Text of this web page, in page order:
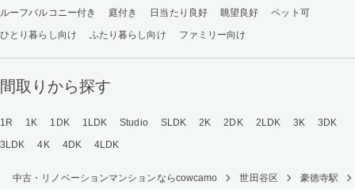
ルーフバルコニー付き 庭付き 日当たり良好 眺望良好
ペット可
ひとり暮らし向け
ふたり暮らし向け ファミリー向け
間取りから探す
1R 1K 1DK 1LDK Studio SLDK 2K 2DK 2LDK 3K
3DK
3LDK
4K 4DK 4LDK
中古・リノベーションマンションならcowcamo 世田谷区 豪徳寺駅